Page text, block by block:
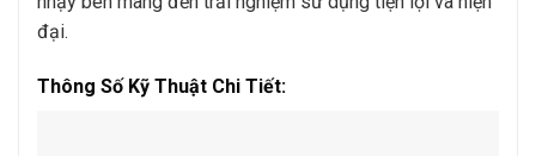
đại.
Thông Số Kỹ Thuật Chi Tiết: